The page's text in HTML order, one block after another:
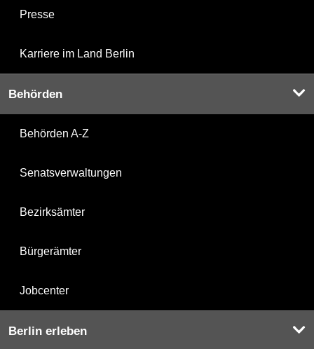
Presse
Karriere im Land Berlin
Behörden
Behörden A-Z
Senatsverwaltungen
Bezirksämter
Bürgerämter
Jobcenter
Berlin erleben